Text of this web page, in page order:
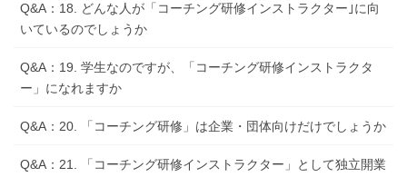
Q&A：18. どんな人が「コーチング研修インストラクター｣に向
いているのでしょうか
Q&A：19. 学生なのですが、「コーチング研修インストラクタ
ー」になれますか
Q&A：20. 「コーチング研修」は企業・団体向けだけでしょうか
Q&A：21. 「コーチング研修インストラクター」として独立開業